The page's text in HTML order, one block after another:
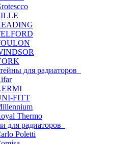
для радиаторов
FITT
Thermo
для радиаторов
Poletti